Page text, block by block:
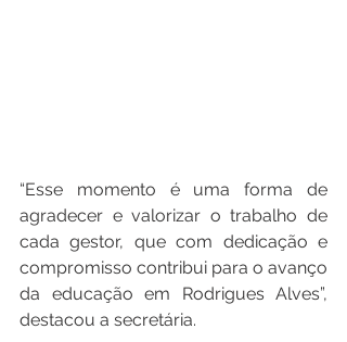
“Esse momento é uma forma de
agradecer e valorizar o trabalho de
cada gestor, que com dedicação e
compromisso contribui para o avanço
da educação em Rodrigues Alves”,
destacou a secretária.